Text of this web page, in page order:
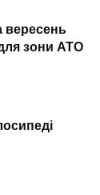
вересень
зони АТО